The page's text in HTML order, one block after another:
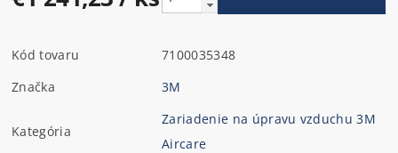
Kód tovaru
7100035348
Značka
3M
Kategória
Zariadenie na úpravu vzduchu 3M
Aircare